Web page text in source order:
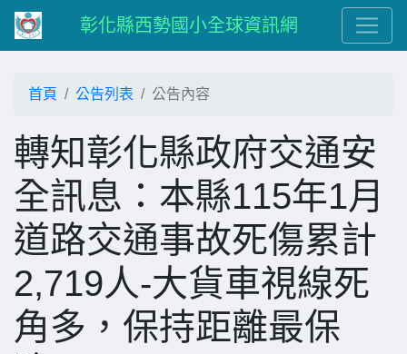
彰化縣西勢國小全球資訊網
首頁 公告列表 公告內容
轉知彰化縣政府交通安
全訊息：本縣115年1月
道路交通事故死傷累計
2,719人-大貨車視線死
角多，保持距離最保